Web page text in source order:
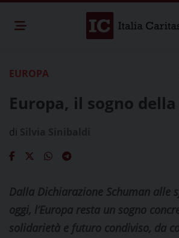
EUROPA
Europa, il sogno della
di
Dalla Dichiarazione Schuman alle
oggi, l’Europa resta un sogno
solidarietà e futuro condiviso, da